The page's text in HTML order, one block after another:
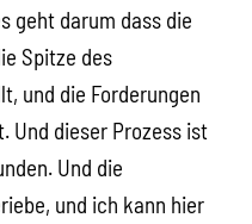
geht darum dass die
Spitze des
und die Forderungen
Und dieser Prozess ist
Und die
und ich kann hier